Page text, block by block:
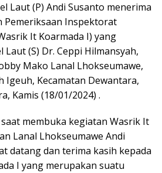
Laut (P) Andi Susanto menerima
Pemeriksaan Inspektorat
It Koarmada I) yang
(S) Dr. Ceppi Hilmansyah,
Mako Lanal Lhokseumawe,
Igeuh, Kecamatan Dewantara,
Kamis (18/01/2024) .
membuka kegiatan Wasrik It
Lanal Lhokseumawe Andi
datang dan terima kasih kepada
I yang merupakan suatu